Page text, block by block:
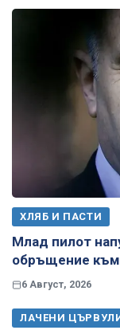
ХЛЯБ И ПАСТИ
Млад пилот
обръщение
6 Август, 2026
ЛАЧЕНИ